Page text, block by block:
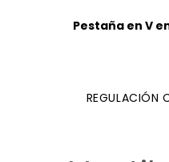
Pestaña en V
REGULACIÓN